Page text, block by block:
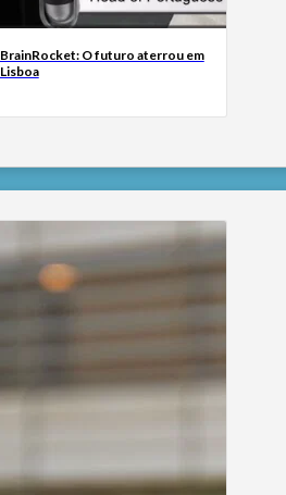
BrainRocket: O futuro aterrou em
Lisboa